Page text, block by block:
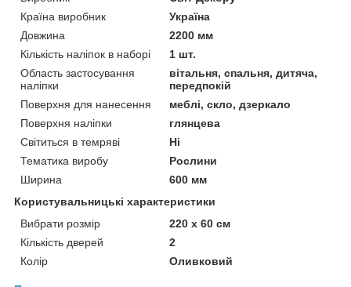
Країна виробник
Україна
Довжина
2200 мм
Кількість наліпок в наборі
1 шт.
Область застосування
наліпки
вітальня, спальня, дитяча,
передпокій
Поверхня для нанесення
меблі, скло, дзеркало
Поверхня наліпки
глянцева
Світиться в темряві
Ні
Тематика виробу
Рослини
Ширина
600 мм
Користувальницькі характеристики
Вибрати розмір
220 х 60 см
Кількість дверей
2
Колір
Оливковий